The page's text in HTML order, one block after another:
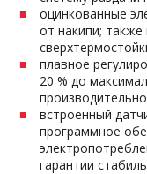
оцинкованные
от накипи;
плавное
20 % до
встроенный
программное
гарантии